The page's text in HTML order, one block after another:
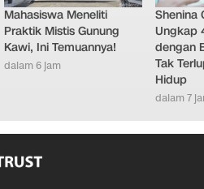
Mahasiswa Meneliti
Praktik Mistis Gunung
Kawi, Ini Temuannya!
dalam 6 jam
Shenina
Ungkap
dengan
Tak
Hidup
dalam 7